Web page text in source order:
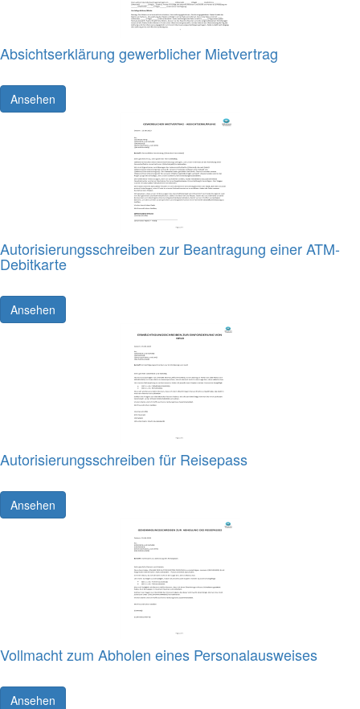
Absichtserklärung gewerblicher Mietvertrag
Ansehen
Autorisierungsschreiben zur Beantragung einer ATM-
Debitkarte
Ansehen
Autorisierungsschreiben für Reisepass
Ansehen
Vollmacht zum Abholen eines Personalausweises
Ansehen